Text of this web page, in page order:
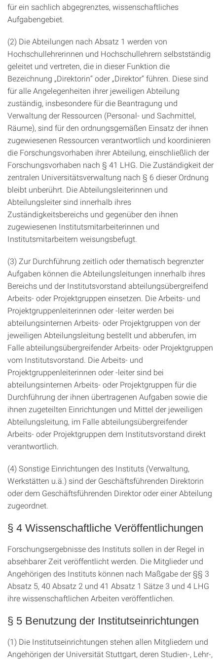
für ein sachlich abgegrenztes, wissenschaftliches
Aufgabengebiet.
(2) Die Abteilungen nach Absatz 1 werden von
Hochschullehrerinnen und Hochschullehrern selbstständig
geleitet und vertreten, die in dieser Funktion die
Bezeichnung „Direktorin“ oder „Direktor“ führen. Diese sind
für alle Angelegenheiten ihrer jeweiligen Abteilung
zuständig, insbesondere für die Beantragung und
Verwaltung der Ressourcen (Personal- und Sachmittel,
Räume), sind für den ordnungsgemäßen Einsatz der ihnen
zugewiesenen Ressourcen verantwortlich und koordinieren
die Forschungsvorhaben ihrer Abteilung, einschließlich der
Forschungsvorhaben nach § 41 LHG. Die Zuständigkeit der
zentralen Universitätsverwaltung nach § 6 dieser Ordnung
bleibt unberührt. Die Abteilungsleiterinnen und
Abteilungsleiter sind innerhalb ihres
Zuständigkeitsbereichs und gegenüber den ihnen
zugewiesenen Institutsmitarbeiterinnen und
Institutsmitarbeitern weisungsbefugt.
(3) Zur Durchführung zeitlich oder thematisch begrenzter
Aufgaben können die Abteilungsleitungen innerhalb ihres
Bereichs und der Institutsvorstand abteilungsübergreifend
Arbeits- oder Projektgruppen einsetzen. Die Arbeits- und
Projektgruppenleiterinnen oder -leiter werden bei
abteilungsinternen Arbeits- oder Projektgruppen von der
jeweiligen Abteilungsleitung bestellt und abberufen, im
Falle abteilungsübergreifender Arbeits- oder Projektgruppen
vom Institutsvorstand. Die Arbeits- und
Projektgruppenleiterinnen oder -leiter sind bei
abteilungsinternen Arbeits- oder Projektgruppen für die
Durchführung der ihnen übertragenen Aufgaben sowie die
ihnen zugeteilten Einrichtungen und Mittel der jeweiligen
Abteilungsleitung, im Falle abteilungsübergreifender
Arbeits- oder Projektgruppen dem Institutsvorstand direkt
verantwortlich.
(4) Sonstige Einrichtungen des Instituts (Verwaltung,
Werkstätten u.ä.) sind der Geschäftsführenden Direktorin
oder dem Geschäftsführenden Direktor oder einer Abteilung
zugeordnet.
§ 4 Wissenschaftliche Veröffentlichungen
Forschungsergebnisse des Instituts sollen in der Regel in
absehbarer Zeit veröffentlicht werden. Die Mitglieder und
Angehörigen des Instituts können nach Maßgabe der §§ 3
Absatz 5, 40 Absatz 2 und 41 Absatz 1 Sätze 3 und 4 LHG
ihre wissenschaftlichen Arbeiten veröffentlichen.
§ 5 Benutzung der Institutseinrichtungen
(1) Die Institutseinrichtungen stehen allen Mitgliedern und
Angehörigen der Universität Stuttgart, deren Studien-, Lehr-,